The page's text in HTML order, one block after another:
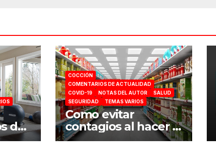
del
COCCIÓN
COMENTARIOS DE ACTUALIDAD
COVID-19
NOTAS DEL AUTOR
SALUD
SEGURIDAD
TEMAS VARIOS
Como evitar
contagios al hacer la
compra en el